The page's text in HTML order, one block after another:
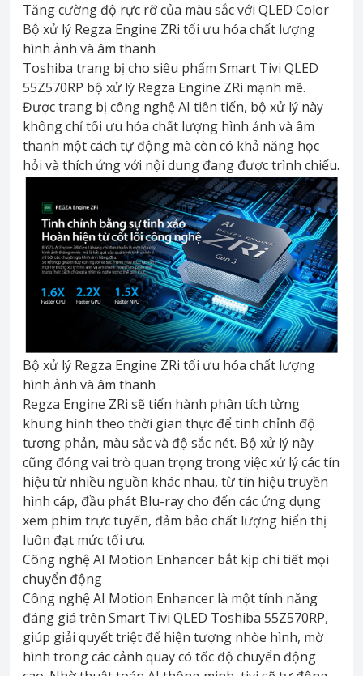
Tăng cường độ rực rỡ của màu sắc với QLED Color
Bộ xử lý Regza Engine ZRi tối ưu hóa chất lượng
hình ảnh và âm thanh
Toshiba trang bị cho siêu phẩm Smart Tivi QLED
55Z570RP bộ xử lý Regza Engine ZRi mạnh mẽ.
Được trang bị công nghệ AI tiên tiến, bộ xử lý này
không chỉ tối ưu hóa chất lượng hình ảnh và âm
thanh một cách tự động mà còn có khả năng học
hỏi và thích ứng với nội dung đang được trình chiếu.
Bộ xử lý Regza Engine ZRi tối ưu hóa chất lượng
hình ảnh và âm thanh
Regza Engine ZRi sẽ tiến hành phân tích từng
khung hình theo thời gian thực để tinh chỉnh độ
tương phản, màu sắc và độ sắc nét. Bộ xử lý này
cũng đóng vai trò quan trọng trong việc xử lý các tín
hiệu từ nhiều nguồn khác nhau, từ tín hiệu truyền
hình cáp, đầu phát Blu-ray cho đến các ứng dụng
xem phim trực tuyến, đảm bảo chất lượng hiển thị
luôn đạt mức tối ưu.
Công nghệ AI Motion Enhancer bắt kịp chi tiết mọi
chuyển động
Công nghệ AI Motion Enhancer là một tính năng
đáng giá trên Smart Tivi QLED Toshiba 55Z570RP,
giúp giải quyết triệt để hiện tượng nhòe hình, mờ
hình trong các cảnh quay có tốc độ chuyển động